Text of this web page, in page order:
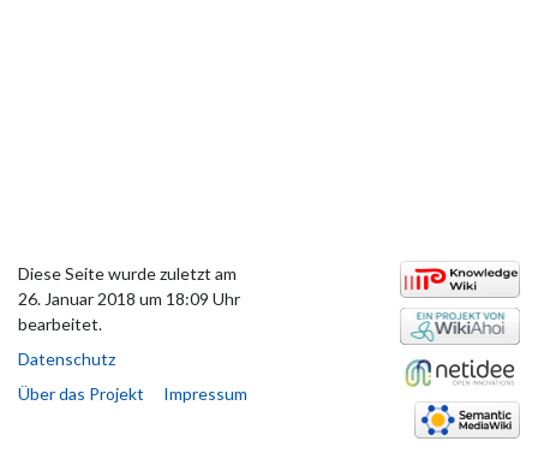
Diese Seite wurde zuletzt am
26. Januar 2018 um 18:09 Uhr
bearbeitet.
Datenschutz
Über das Projekt
Impressum